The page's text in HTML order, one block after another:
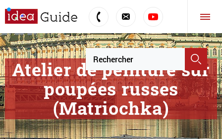
Atelier de peinture sur
poupées russes
(Matriochka)